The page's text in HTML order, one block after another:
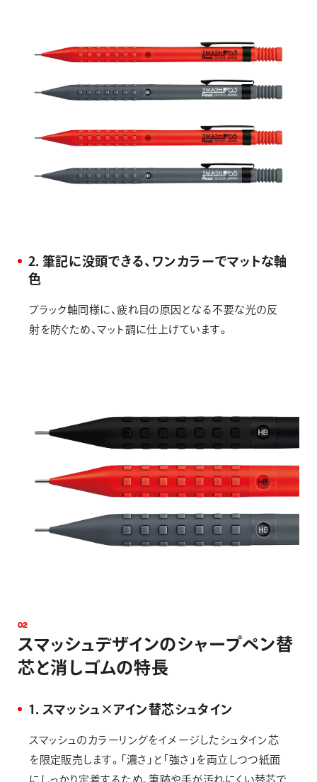
2．筆記に没頭できる、ワンカラーでマットな軸
色
ブラック軸同様に、疲れ目の原因となる不要な光の反
射を防ぐため、マット調に仕上げています。
02
スマッシ ュ デザインのシャープペン替
芯と消 しゴムの特長
1．スマッシュ×アイン替芯シュタイン
スマッシュのカラーリングをイメージしたシュタイン芯
を限定販売します。「濃さ」と「強さ」を両立しつつ紙面
にしっかり定着するため、筆跡や手が汚れにくい替芯で